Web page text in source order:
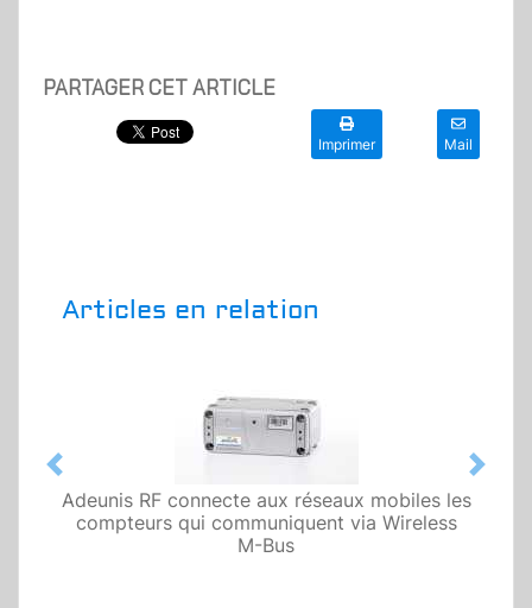
PARTAGER CET ARTICLE
Imprimer Mail
Articles en relation
Adeunis RF connecte aux réseaux mobiles les
compteurs qui communiquent via Wireless
M-Bus
Previous Next